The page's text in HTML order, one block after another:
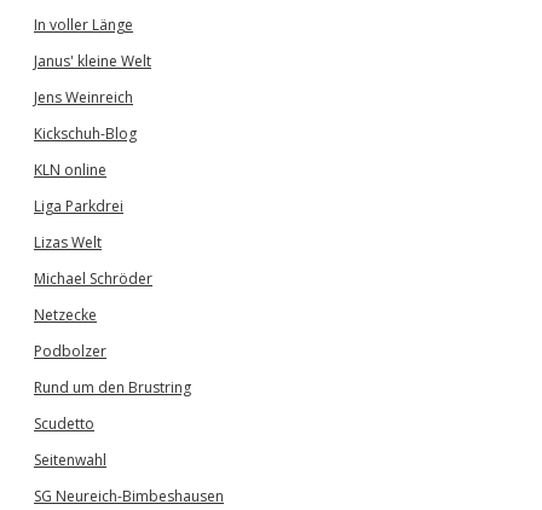
In voller Länge
Janus' kleine Welt
Jens Weinreich
Kickschuh-Blog
KLN online
Liga Parkdrei
Lizas Welt
Michael Schröder
Netzecke
Podbolzer
Rund um den Brustring
Scudetto
Seitenwahl
SG Neureich-Bimbeshausen